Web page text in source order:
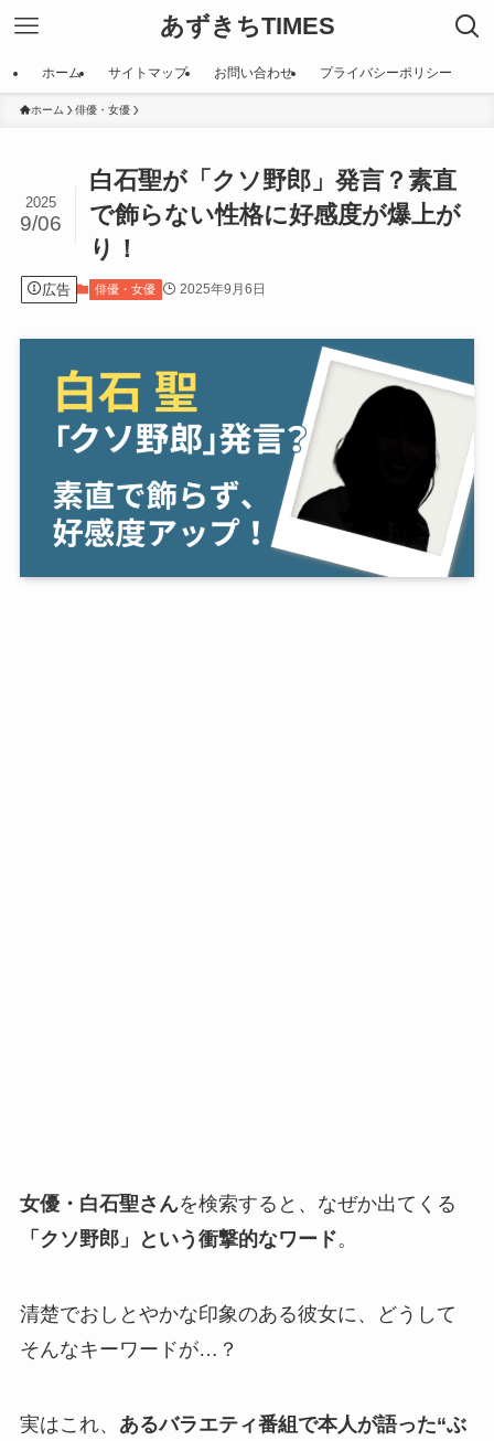
あずきちTIMES
ホーム サイトマップ お問い合わせ プライバシーポリシー
ホーム 俳優・女優
白石聖が「クソ野郎」発言？素直
で飾らない性格に好感度が爆上が
り！
2025
9/06
広告 俳優・女優 2025年9月6日
女優・白石聖さんを検索すると、なぜか出てくる
「クソ野郎」という衝撃的なワード。
清楚でおしとやかな印象のある彼女に、どうして
そんなキーワードが…？
実はこれ、 あるバラエティ番組で本人が語った“ぶ